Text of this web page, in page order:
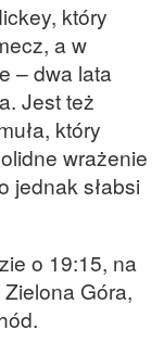
który
a w
– dwa lata
Jest też
który
wrażenie
jednak słabsi
o 19:15, na
Góra,